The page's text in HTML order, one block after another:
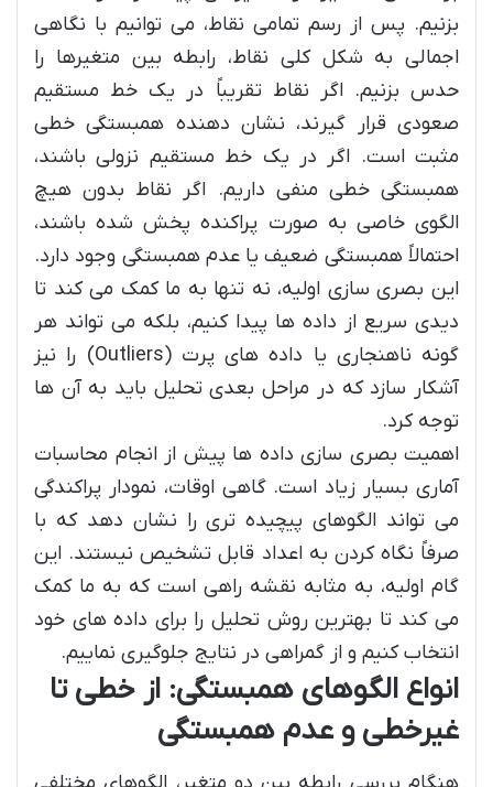
بزنیم. پس از رسم تمامی نقاط، می توانیم با نگاهی
اجمالی به شکل کلی نقاط، رابطه بین متغیرها را
حدس بزنیم. اگر نقاط تقریباً در یک خط مستقیم
صعودی قرار گیرند، نشان دهنده همبستگی خطی
مثبت است. اگر در یک خط مستقیم نزولی باشند،
همبستگی خطی منفی داریم. اگر نقاط بدون هیچ
الگوی خاصی به صورت پراکنده پخش شده باشند،
احتمالاً همبستگی ضعیف یا عدم همبستگی وجود دارد.
این بصری سازی اولیه، نه تنها به ما کمک می کند تا
دیدی سریع از داده ها پیدا کنیم، بلکه می تواند هر
گونه ناهنجاری یا داده های پرت (Outliers) را نیز
آشکار سازد که در مراحل بعدی تحلیل باید به آن ها
توجه کرد.
اهمیت بصری سازی داده ها پیش از انجام محاسبات
آماری بسیار زیاد است. گاهی اوقات، نمودار پراکندگی
می تواند الگوهای پیچیده تری را نشان دهد که با
صرفاً نگاه کردن به اعداد قابل تشخیص نیستند. این
گام اولیه، به مثابه نقشه راهی است که به ما کمک
می کند تا بهترین روش تحلیل را برای داده های خود
انتخاب کنیم و از گمراهی در نتایج جلوگیری نماییم.
انواع الگوهای همبستگی: از خطی تا
غیرخطی و عدم همبستگی